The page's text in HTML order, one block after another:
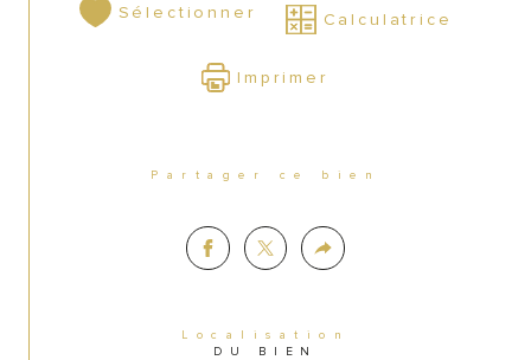
Sélectionner Calculatrice
Imprimer
Partager ce bien
Localisation
DU BIEN